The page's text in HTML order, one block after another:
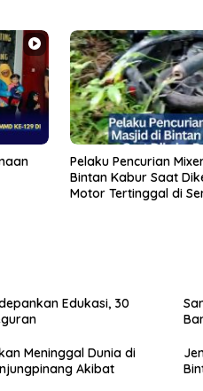
Pelaku Pencurian
Bintan Kabur Saat
Motor Tertinggal di
Edukasi, 30
Meninggal Dunia di
Akibat